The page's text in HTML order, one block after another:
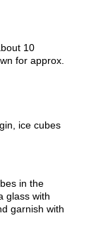
10
for approx.
ice cubes
in the
glass with
garnish with